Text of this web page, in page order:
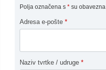
Polja označena s * su obavezna
Adresa e-pošte *
Naziv tvrtke / udruge *